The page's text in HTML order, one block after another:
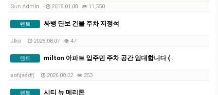
Sun Admin 2018.01.08 11,550
렌트 싸뱅 단보 건물 주차 지정석
Jlko 2026.08.07 47
렌트 milton 아파트 입주민 주차 공간 임대합니다 (지정석) !!
aofijasdfj 2026.08.02 253
렌트 시티 뉴 메리톤